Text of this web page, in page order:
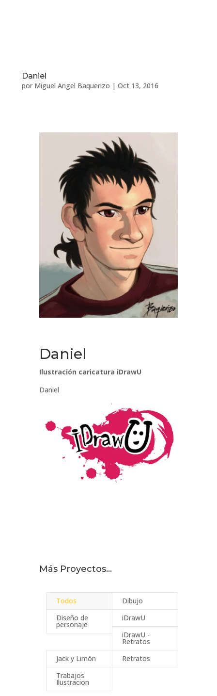
Daniel
por Miguel Angel Baquerizo | Oct 13, 2016
Daniel
Ilustración caricatura iDrawU
Daniel
Más Proyectos…
Todos
Dibujo
Diseño de
personaje
iDrawU
iDrawU -
Retratos
Jack y Limón
Retratos
Trabajos
Ilustracion